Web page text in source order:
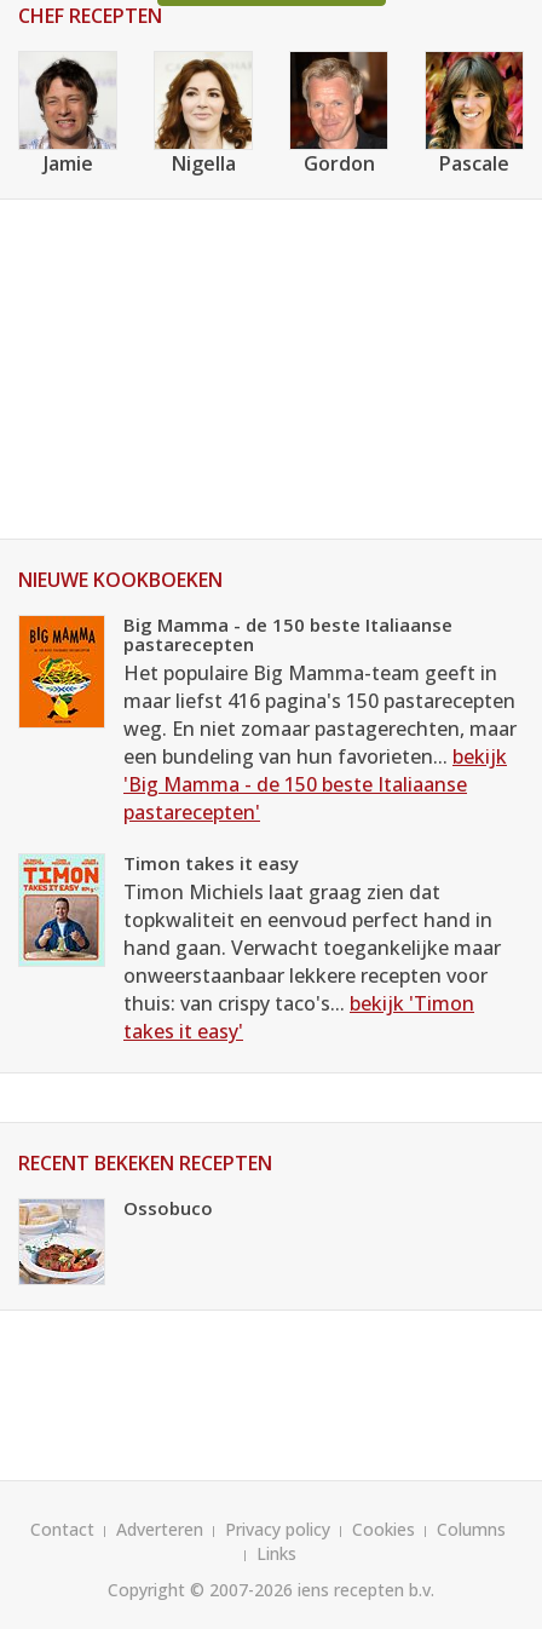
CHEF RECEPTEN
Jamie Nigella Gordon Pascale
NIEUWE KOOKBOEKEN
Big Mamma - de 150 beste Italiaanse
pastarecepten
Het populaire Big Mamma-team geeft in
maar liefst 416 pagina's 150 pastarecepten
weg. En niet zomaar pastagerechten, maar
een bundeling van hun favorieten... bekijk
'Big Mamma - de 150 beste Italiaanse
pastarecepten'
Timon takes it easy
Timon Michiels laat graag zien dat
topkwaliteit en eenvoud perfect hand in
hand gaan. Verwacht toegankelijke maar
onweerstaanbaar lekkere recepten voor
thuis: van crispy taco's... bekijk 'Timon
takes it easy'
RECENT BEKEKEN RECEPTEN
Ossobuco
Contact Adverteren Privacy policy Cookies
Columns
Links
Copyright © 2007-2026 iens recepten b.v.